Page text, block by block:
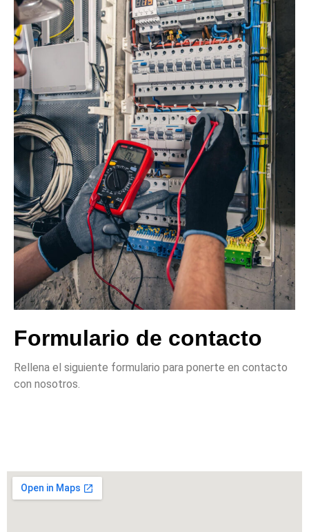
Rellena el siguiente formulario para ponerte en contacto
con nosotros.
Formulario de contacto